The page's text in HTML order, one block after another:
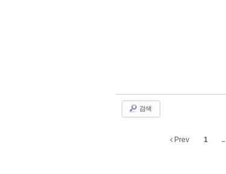
검색
Prev 1 ...